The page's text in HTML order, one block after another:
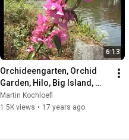
6:13
Orchideengarten, Orchid
Garden, Hilo, Big Island,
Hawaii - PAL
Martin Kochloefl
1.5K views • 17 years ago